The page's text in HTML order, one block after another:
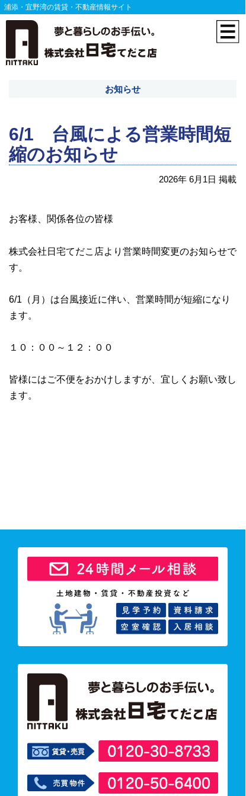
浦添・宜野湾の賃貸・不動産情報サイト
お知らせ
6/1 台風による営業時間短
縮のお知らせ
2026年 6月1日 掲載
お客様、関係各位の皆様
株式会社日宅てだこ店より営業時間変更のお知らせで
す。
6/1（月）は台風接近に伴い、営業時間が短縮になり
ます。
１０：００～１２：００
皆様にはご不便をおかけしますが、宜しくお願い致し
ます。